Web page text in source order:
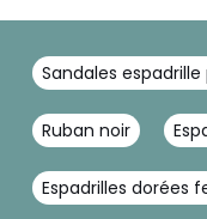
Sandales
Ruban noir
Espadrilles dorées